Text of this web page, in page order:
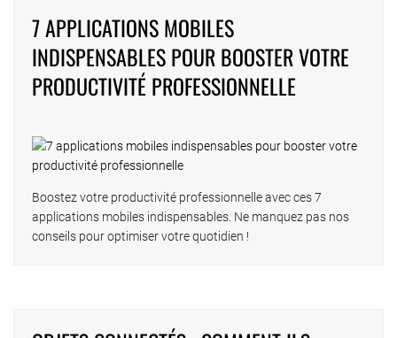
7 APPLICATIONS MOBILES
INDISPENSABLES POUR BOOSTER VOTRE
PRODUCTIVITÉ PROFESSIONNELLE
Boostez votre productivité professionnelle avec ces 7
applications mobiles indispensables. Ne manquez pas nos
conseils pour optimiser votre quotidien !